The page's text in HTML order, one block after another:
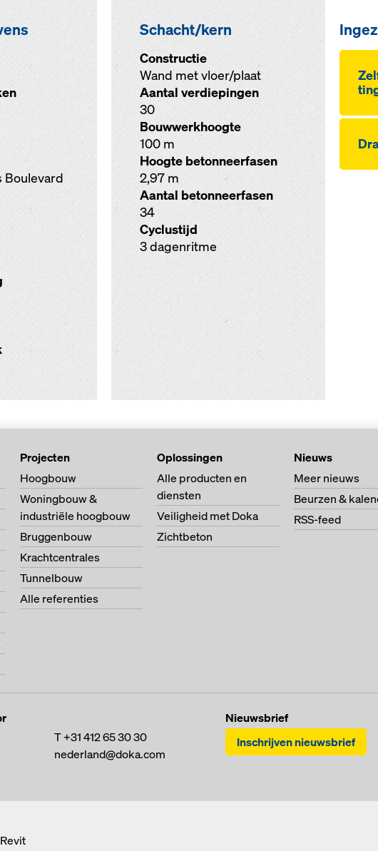
Boulevard
Schacht/kern
Constructie
Wand met vloer/plaat
Aantal verdiepingen
30
Bouwwerkhoogte
100 m
Hoogte betonneerfasen
2,97 m
Aantal betonneerfasen
34
Cyclustijd
3 dagenritme
Projecten
Hoogbouw
Woningbouw &
industriële hoogbouw
Bruggenbouw
Krachtcentrales
Tunnelbouw
Alle referenties
Oplossingen
Alle producten en
diensten
Veiligheid met Doka
Zichtbeton
Nieuws
Meer nieuws
Beurzen &
RSS-feed
T+31 412 65 30 30
nederland@doka.com
Nieuwsbrief
Inschrijven nieuwsbrief